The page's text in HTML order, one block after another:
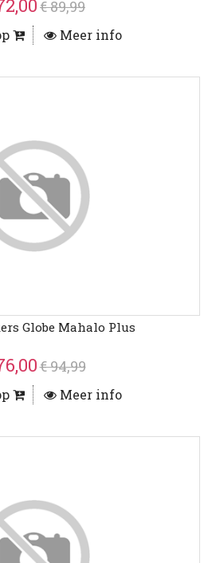
€ 89,99
Meer info
Globe Mahalo Plus
€ 94,99
Meer info